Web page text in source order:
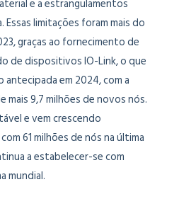
e a estrangulamentos
limitações foram mais do
graças ao fornecimento de
de dispositivos IO-Link, o que
antecipada em 2024, com a
mais 9,7 milhões de novos nós.
e vem crescendo
61 milhões de nós na última
a estabelecer-se com
mundial.